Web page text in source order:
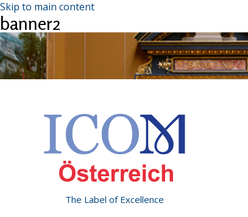
Skip to main content
banner2
The Label of Excellence